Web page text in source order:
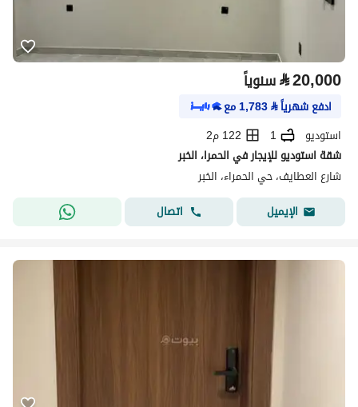
⃁20,000 سنوياً
ادفع شهرياً⃁
1,783مع
استوديو
1
122 م2
شقة استوديو للإيجار في الحمرا، الخبر
شارع العطايف، حي الحمراء، الخبر
الإيميل
اتصال